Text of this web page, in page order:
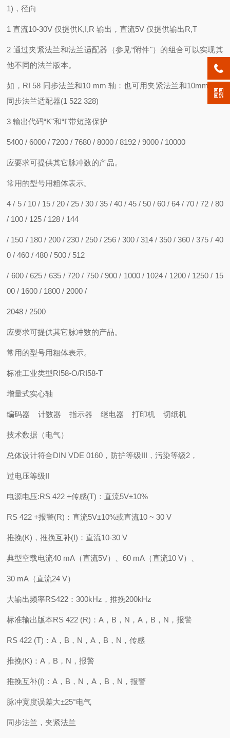
1)，径向
1 直流10-30V 仅提供K,I,R 输出，直流5V 仅提供输出R,T
2 通过夹紧法兰和法兰适配器（参见“附件"）的组合可以实现其
他不同的法兰版本。
如，RI 58 同步法兰和10 mm 轴：也可用夹紧法兰和10mm 轴+
同步法兰适配器(1 522 328)
3 输出代码“K"和“I"带短路保护
5400 / 6000 / 7200 / 7680 / 8000 / 8192 / 9000 / 10000
应要求可提供其它脉冲数的产品。
常用的型号用粗体表示。
4 / 5 / 10 / 15 / 20 / 25 / 30 / 35 / 40 / 45 / 50 / 60 / 64 / 70 / 72 / 80
/ 100 / 125 / 128 / 144
/ 150 / 180 / 200 / 230 / 250 / 256 / 300 / 314 / 350 / 360 / 375 / 40
0 / 460 / 480 / 500 / 512
/ 600 / 625 / 635 / 720 / 750 / 900 / 1000 / 1024 / 1200 / 1250 / 15
00 / 1600 / 1800 / 2000 /
2048 / 2500
应要求可提供其它脉冲数的产品。
常用的型号用粗体表示。
标准工业类型RI58-O/RI58-T
增量式实心轴
编码器 计数器 指示器 继电器 打印机 切纸机
技术数据（电气）
总体设计符合DIN VDE 0160，防护等级III，污染等级2，
过电压等级II
电源电压:RS 422 +传感(T)：直流5V±10%
RS 422 +报警(R)：直流5V±10%或直流10 ~ 30 V
推挽(K)，推挽互补(I)：直流10-30 V
典型空载电流40 mA（直流5V）、60 mA（直流10 V）、
30 mA（直流24 V）
大输出频率RS422：300kHz，推挽200kHz
标准输出版本RS 422 (R)：A，B，N，A，B，N，报警
RS 422 (T)：A，B，N，A，B，N，传感
推挽(K)：A，B，N，报警
推挽互补(I)：A，B，N，A，B，N，报警
脉冲宽度误差大±25°电气
同步法兰，夹紧法兰